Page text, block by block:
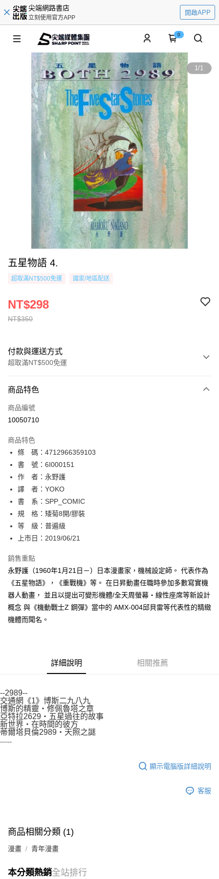
尖端網路書店
立刻使用官方APP
開啟APP
0
1/1
五星物語 4.
超取滿NT$500免運 國家/地區配送
NT$350
NT$298
付款與運送方式
超取滿NT$500免運
信用卡一次付款
超商取貨付款
相關說明
【關於「AFTEE先享後付」】
AFTEE先享後付是「在收到商品之後才付款」的支付方式。 讓您購物簡單
便利好安心！
１．簡單：不需註冊會員、不需綁卡、不需儲值。
２．便利：只要手機號碼，簡訊認證，即可結帳。
３．安心：先確認商品／服務後，再付款。
【「AFTEE先享後付」結帳流程】
１．於結帳方式選擇「AFTEE先享後付」後，將跳轉至「AFTEE先享後付」
結帳頁面，進行簡訊認證並確認金額後，即可完成結帳。
２．訂單成立數日內，您將收到繳費通知簡訊。
ATM／網路銀行／等多元方式進行付款，方視為交易完成。
※ 請注意：結帳手續完成當下不需立刻繳費，但若您需要取消訂單，請聯絡
購買商品的店家。未經商家同意取消之訂單仍視為有效，需透過AFTEE先享
後付繳納相關費用。
※ 交易是否成功請以「AFTEE先享後付 」之結帳頁面顯示為準，若有關於
是否繳費成功／繳費後需取消欲退款等相關疑問，請聯繫「AFTEE先享後付
權轉讓予恩沛科技股份有限公司。
２．關於個人資料處理事宜，請瀏覽以下網址：
https://aftee.tw/terms/#terms3
「AFTEE先享後付」，若未經同意申辦者引起之損失，本公司不負相關責
任。
４．使用「AFTEE先享後付」時，將依據個別帳號之用戶狀況，依本公司即
時審查核予不同之上限額度；若仍有額度不足之情形，本公司將視審查結果
請求用戶進行身份認證。
５．嚴禁一人註冊多個帳號或使用他人資訊註冊。若發現惡意使用之情形，
ATM付款
運送方式
全家取貨付款
每筆NT$80，滿NT$500(含以上)免運費
付款後全家取貨
每筆NT$80，滿NT$500(含以上)免運費
付款後萊爾富取貨
每筆NT$80，滿NT$500(含以上)免運費
付款後7-11取貨
每筆NT$80，滿NT$500(含以上)免運費
宅配
每筆NT$100，滿NT$800(含以上)免運費
國家/地區配送
商品特色
商品編號
10050710
商品特色
條 碼：4712966359103
書 號：6I000151
作 者：永野護
譯 者：YOKO
書 系：SPP_COMIC
規 格：矮菊8開/膠裝
等 級：普遍級
上市日：2019/06/21
銷售重點
永野護（1960年1月21日－）日本漫畫家，機械設定師。 代表作為
《五星物語》，《重戰機》等。 在日昇動畫任職時參加多數寫實機
器人動畫， 並且以提出可變形機體/全天周螢幕‧線性座席等新設計
概念 與《機動戰士Z 鋼彈》當中的 AMX-004邱貝雷等代表性的精緻
機體而聞名。
詳細說明 相關推薦
--2989--
交通網《1》博斯二九八九
博斯的精靈‧修佩魯塔之章
亞特拉2629‧五星過往的故事
新世界‧在時間的彼方
蒂爾塔貝倫2989‧天照之謎
......
顯示電腦版詳細說明
客服
商品相關分類 (1)
漫畫 青年漫畫
本分類熱銷全站排行